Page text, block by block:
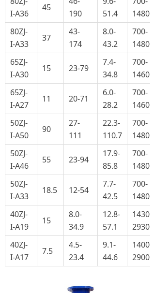
I-A36
45
190
51.4
1480
80ZJ-
I-A33
37
43-
174
8.0-
43.2
700-
1480
65ZJ-
I-A30
15 23-79
7.4-
34.8
700-
1460
65ZJ-
I-A27
11 20-71
6.0-
28.2
700-
1460
50ZJ-
I-A50
90
27-
111
22.3-
110.7
700-
1480
50ZJ-
I-A46
55 23-94
17.9-
85.8
700-
1480
50ZJ-
I-A33
18.5 12-54
7.7-
42.5
700-
1480
40ZJ-
I-A19
15
8.0-
34.9
12.8-
57.1
1430-
2930
40ZJ-
I-A17
7.5
4.5-
23.4
9.1-
44.6
1400-
2900